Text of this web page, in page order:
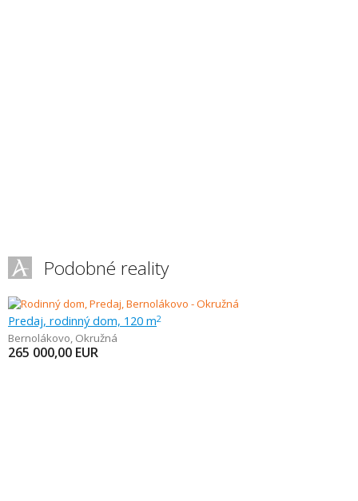
Podobné reality
Predaj, rodinný dom, 120 m2
Bernolákovo, Okružná
265 000,00 EUR